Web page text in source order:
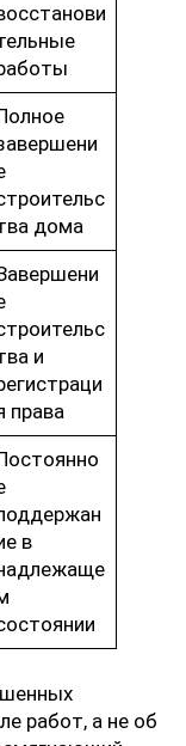
дома
и
права
в
работ, а не об